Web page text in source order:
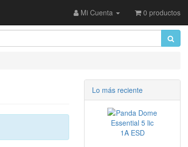
Mi Cuenta 0 productos
Lo más reciente